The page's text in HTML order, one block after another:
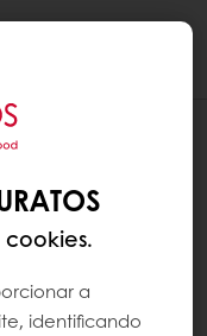
cookies.
a
identificando